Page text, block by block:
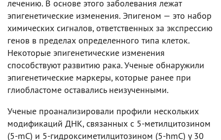
лечению. В основе этого заболевания лежат
эпигенетические изменения. Эпигеном — это набор
химических сигналов, ответственных за экспрессию
генов в пределах определенного типа клеток.
Некоторые эпигенетические изменения
способствуют развитию рака. Ученые обнаружили
эпигенетические маркеры, которые ранее при
глиобластоме оставались неизученными.
Ученые проанализировали профили нескольких
модификаций ДНК, связанных с 5-метилцитозином
(5-mC) и 5-гидроксиметилцитозином (5-hmC) у 30